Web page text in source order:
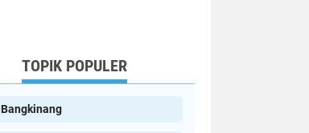
TOPIK POPULER
Bangkinang